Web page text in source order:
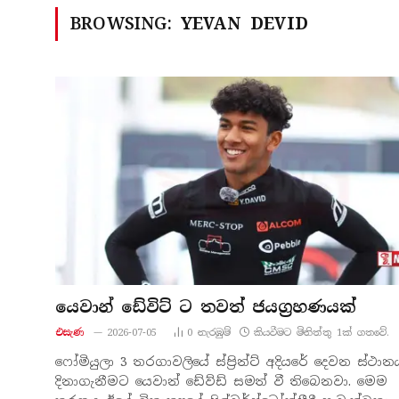
BROWSING: YEVAN DEVID
යෙවාන් ඩේවිට් ට තවත් ජයග්‍රහණයක්
එසැණ 2026-07-05 0 නැරඹු​ම් කියවීමට මිනිත්තු 1ක් ගතවේ.
ෆෝමියුලා 3 තරගාවලියේ ස්ප්‍රින්ට් අදියරේ දෙවන
දිනාගැනීමට යෙවාන් ඩේව්ඩ් සමත් වී තිබෙනවා. මෙම